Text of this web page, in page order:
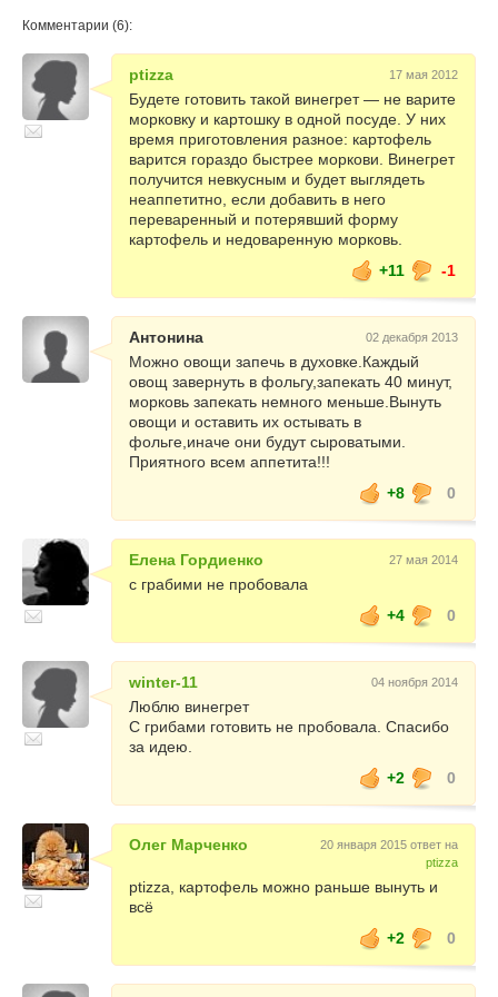
Комментарии (6):
ptizza 17 мая 2012
Будете готовить такой винегрет — не варите
морковку и картошку в одной посуде. У них
время приготовления разное: картофель
варится гораздо быстрее моркови. Винегрет
получится невкусным и будет выглядеть
неаппетитно, если добавить в него
переваренный и потерявший форму
картофель и недоваренную морковь.
+11
-1
Антонина 02 декабря 2013
Можно овощи запечь в духовке.Каждый
овощ завернуть в фольгу,запекать 40 минут,
морковь запекать немного меньше.Вынуть
овощи и оставить их остывать в
фольге,иначе они будут сыроватыми.
Приятного всем аппетита!!!
+8
0
Елена Гордиенко 27 мая 2014
с грабими не пробовала
+4
0
winter-11 04 ноября 2014
Люблю винегрет
С грибами готовить не пробовала. Спасибо
за идею.
+2
0
Олег Марченко
20 января 2015 ответ на
ptizza
ptizza, картофель можно раньше вынуть и
всё
+2
0